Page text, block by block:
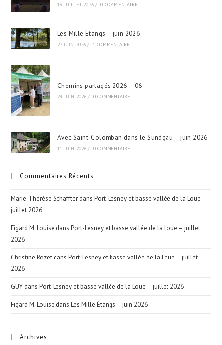
19 JUILLET 2026 / 0 COMMENTAIRE
Les Mille Étangs – juin 2026
27 JUIN 2026 / 1 COMMENTAIRE
Chemins partagés 2026 – 06
24 JUIN 2026 / 0 COMMENTAIRE
Avec Saint-Colomban dans le Sundgau – juin 2026
11 JUIN 2026 / 0 COMMENTAIRE
Commentaires Récents
Marie-Thérèse Schaffter dansPort-Lesney et basse vallée de la Loue –
juillet 2026
Figard M. Louise dansPort-Lesney et basse vallée de la Loue – juillet
2026
Christine Rozet dansPort-Lesney et basse vallée de la Loue – juillet
2026
GUY dansPort-Lesney et basse vallée de la Loue – juillet 2026
Figard M. Louise dansLes Mille Étangs – juin 2026
Archives